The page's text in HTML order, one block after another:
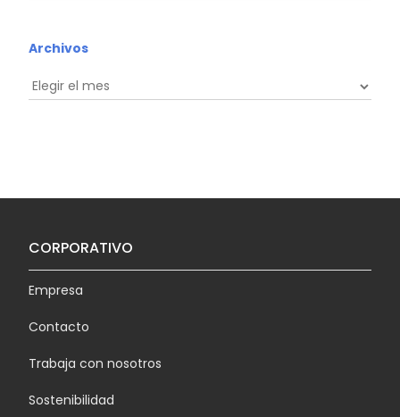
Archivos
Archivos
CORPORATIVO
Empresa
Contacto
Trabaja con nosotros
Sostenibilidad